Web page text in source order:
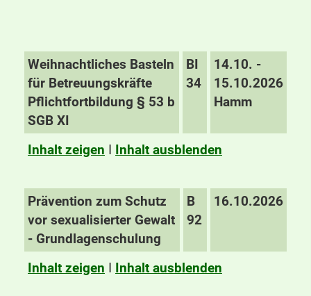
Weihnachtliches Basteln
für Betreuungskräfte
Pflichtfortbildung § 53 b
SGB XI
BI
34
14.10. -
15.10.2026
Hamm
Inhalt zeigen I Inhalt ausblenden
Prävention zum Schutz
vor sexualisierter Gewalt
- Grundlagenschulung
B
92
16.10.2026
Inhalt zeigen I Inhalt ausblenden